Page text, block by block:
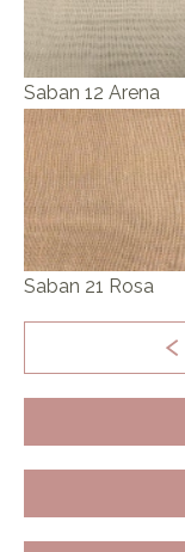
Saban 12 Arena
Saban 21 Rosa